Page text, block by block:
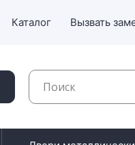
Каталог Вызвать